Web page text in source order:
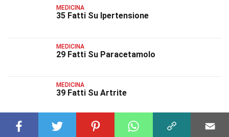
MEDICINA
35 Fatti Su Ipertensione
MEDICINA
29 Fatti Su Paracetamolo
MEDICINA
39 Fatti Su Artrite